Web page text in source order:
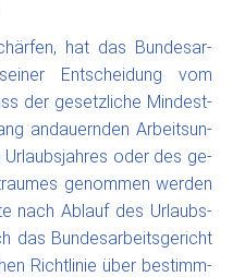
hat das Bun­des­ar­
Ent­schei­dung vom
der ge­setz­li­che Min­dest­
an­dau­ern­den Ar­beits­un­
Ur­laubs­jah­res oder des ge­
ge­nom­men wer­den
nach Ab­lauf des Ur­laubs­
das Bun­des­ar­beits­ge­richt
Richt­li­nie über be­stimm­